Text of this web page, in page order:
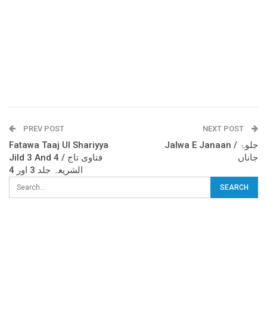
PREV POST
Fatawa Taaj Ul Shariyya
Jild 3 And 4 / فتاوی تاج
الشریعہ جلد 3 اور 4
NEXT POST
Jalwa E Janaan / جلوۂ
جاناں